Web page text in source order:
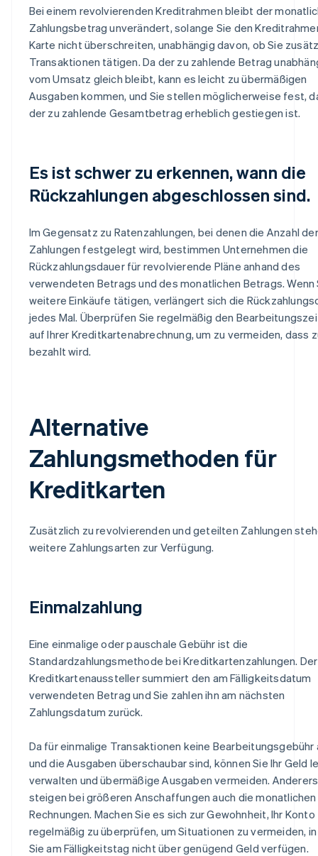
Bei einem revolvierenden Kreditrahmen bleibt der
Zahlungsbetrag unverändert, solange Sie den
Karte nicht überschreiten, unabhängig davon, ob Sie
Transaktionen tätigen. Da der zu zahlende Betrag
vom Umsatz gleich bleibt, kann es leicht zu übermäßigen
Ausgaben kommen, und Sie stellen möglicherweise fest,
der zu zahlende Gesamtbetrag erheblich gestiegen ist.
Es ist schwer zu erkennen, wann die
Rückzahlungen abgeschlossen sind.
Im Gegensatz zu Ratenzahlungen, bei denen die Anzahl der
Zahlungen festgelegt wird, bestimmen Unternehmen die
Rückzahlungsdauer für revolvierende Pläne anhand des
verwendeten Betrags und des monatlichen Betrags. Wenn
weitere Einkäufe tätigen, verlängert sich die
jedes Mal. Überprüfen Sie regelmäßig den
auf Ihrer Kreditkartenabrechnung, um zu vermeiden, dass
bezahlt wird.
Alternative
Zahlungsmethoden für
Kreditkarten
Zusätzlich zu revolvierenden und geteilten Zahlungen
weitere Zahlungsarten zur Verfügung.
Einmalzahlung
Eine einmalige oder pauschale Gebühr ist die
Standardzahlungsmethode bei Kreditkartenzahlungen. Der
Kreditkartenaussteller summiert den am Fälligkeitsdatum
verwendeten Betrag und Sie zahlen ihn am nächsten
Zahlungsdatum zurück.
Da für einmalige Transaktionen keine Bearbeitungsgebühr
und die Ausgaben überschaubar sind, können Sie Ihr Geld
verwalten und übermäßige Ausgaben vermeiden.
steigen bei größeren Anschaffungen auch die monatlichen
Rechnungen. Machen Sie es sich zur Gewohnheit, Ihr Konto
regelmäßig zu überprüfen, um Situationen zu vermeiden,
Sie am Fälligkeitstag nicht über genügend Geld verfügen.